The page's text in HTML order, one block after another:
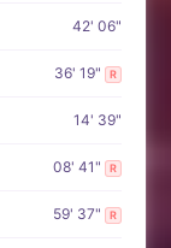
42' 06"
36' 19" R
14' 39"
08' 41" R
59' 37" R